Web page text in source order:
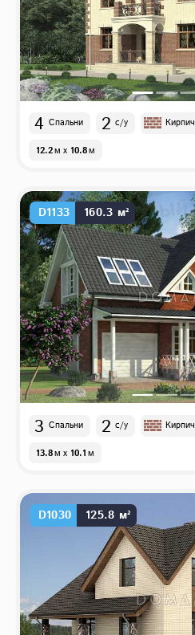
4 Спальни 2 с/у Кирпич
12.2м x 10.8м
D1133 160.3 м²
3 Спальни 2 с/у Кирпич
13.8м x 10.1м
D1030 125.8 м²